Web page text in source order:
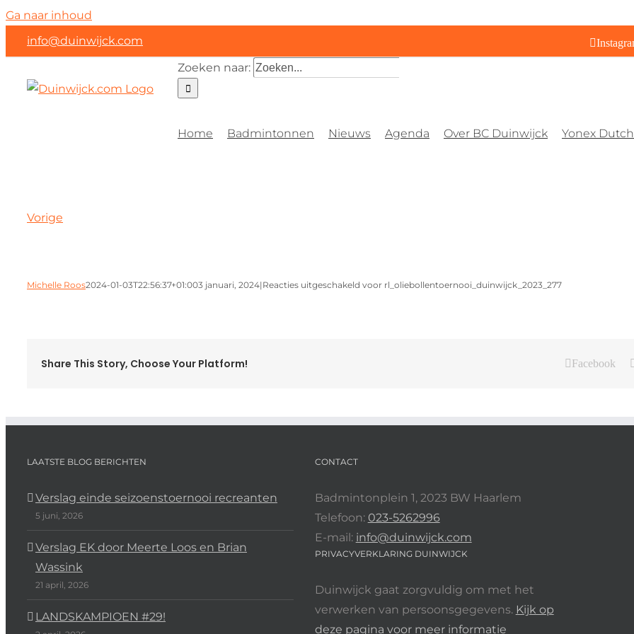
Ga naar inhoud
info@duinwijck.com
Zoeken naar:
Home Badmintonnen Nieuws Agenda Over BC Duinwijck Yonex
Vorige
Michelle Roos2024-01-03T22:56:37+01:003 januari, 2024|Reacties uitgeschakeld voor rl_oliebollentoernooi_duinwijck_2023_277
Share This Story, Choose Your Platform! Facebook
LAATSTE BLOG BERICHTEN
Verslag einde seizoenstoernooi recreanten
5 juni, 2026
Verslag EK door Meerte Loos en Brian
Wassink
21 april, 2026
LANDSKAMPIOEN #29!
CONTACT
Badmintonplein 1, 2023 BW Haarlem
Telefoon: 023-5262996
E-mail: info@duinwijck.com
PRIVACYVERKLARING DUINWIJCK
Duinwijck gaat zorgvuldig om met het
verwerken van persoonsgegevens. Kijk op
deze pagina voor meer informatie